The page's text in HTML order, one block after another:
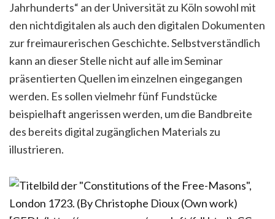
Jahrhunderts“ an der Universität zu Köln sowohl mit
den nichtdigitalen als auch den digitalen Dokumenten
zur freimaurerischen Geschichte. Selbstverständlich
kann an dieser Stelle nicht auf alle im Seminar
präsentierten Quellen im einzelnen eingegangen
werden. Es sollen vielmehr fünf Fundstücke
beispielhaft angerissen werden, um die Bandbreite
des bereits digital zugänglichen Materials zu
illustrieren.